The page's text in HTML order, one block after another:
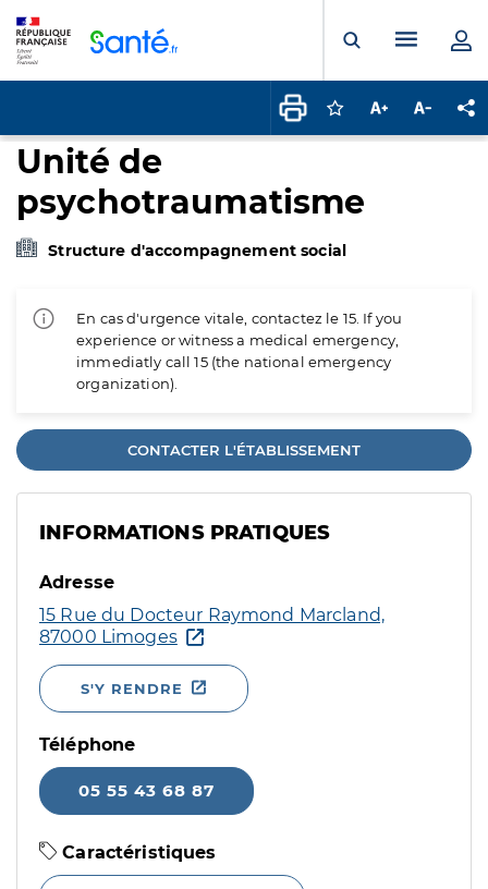
Ouvrir laMenu
Connectez-vous
Augmenter la
Unité de
psychotraumatisme
Structure d'accompagnement social
En cas d'urgence vitale, contactez le 15. If you
experience or witness a medical emergency,
immediatly call 15 (the national emergency
organization).
CONTACTER L'ÉTABLISSEMENT
INFORMATIONS PRATIQUES
Adresse
15 Rue du Docteur Raymond Marcland,
87000 Limoges
S'Y RENDRE
Téléphone
05 55 43 68 87
Caractéristiques